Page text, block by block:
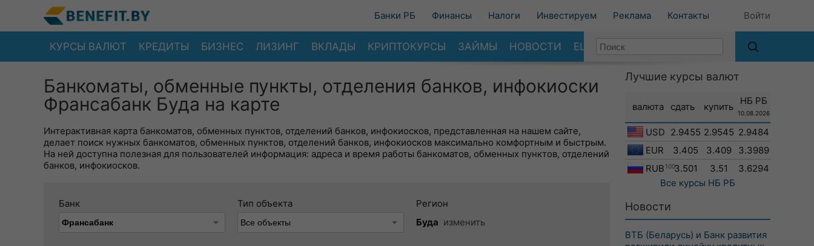
Банки РБ Финансы Налоги Инвестируем Реклама Контакты Войти
КУРСЫ ВАЛЮТ КРЕДИТЫ БИЗНЕС ЛИЗИНГ ВКЛАДЫ КРИПТОКУРСЫ ЗАЙМЫ НОВОСТИ ЕЩЕ
Банкоматы, обменные пункты, отделения банков, инфокиоски
Франсабанк Буда на карте
Интерактивная карта банкоматов, обменных пунктов, отделений банков, инфокиосков, представленная на нашем сайте,
делает поиск нужных банкоматов, обменных пунктов, отделений банков, инфокиосков максимально комфортным и быстрым.
На ней доступна полезная для пользователей информация: адреса и время работы банкоматов, обменных пунктов, отделений
банков, инфокиосков.
Банк Тип объекта
Регион
Буда изменить
Лучшие курсы валют
валюта сдать купить
НБ РБ
10.08.2026
USD 2.9455 2.9545 2.9484
EUR
3.405 3.409
3.3989
RUB 1003.501 3.51
3.6294
Все курсы НБ РБ
Новости
ВТБ (Беларусь) и Банк развития